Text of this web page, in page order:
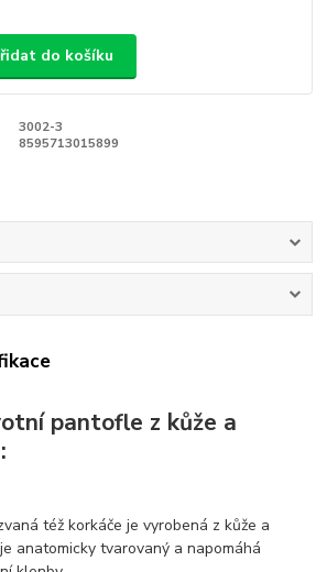
do košíku
3002-3
8595713015899
pantofle z kůže a
též korkáče je vyrobená z kůže a
anatomicky tvarovaný a napomáhá